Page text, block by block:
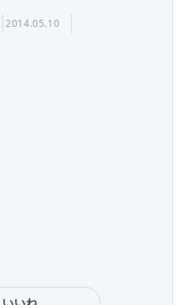
2014.05.10